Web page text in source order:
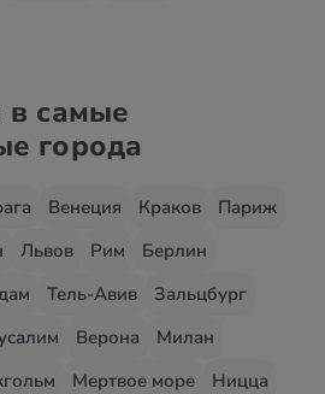
в самые
города
Венеция Краков
Париж
Львов Рим
Берлин
Тель-Авив
Зальцбург
Верона
Милан
Мертвое море
Ницца